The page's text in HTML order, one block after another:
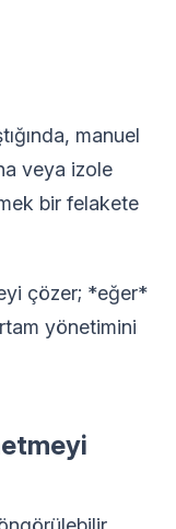
manuel
veya izole
bir felakete
çözer; *eğer*
yönetimini